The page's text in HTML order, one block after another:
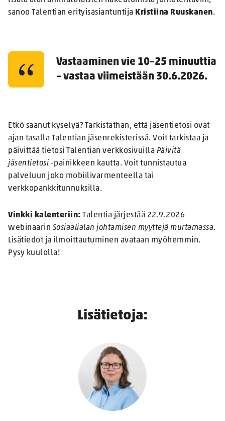
sanoo Talentian erityisasiantuntija Kristiina Ruuskanen.
Vastaaminen vie 10–25 minuuttia
– vastaa viimeistään 30.6.2026.
Etkö saanut kyselyä? Tarkistathan, että jäsentietosi ovat
ajan tasalla Talentian jäsenrekisterissä. Voit tarkistaa ja
päivittää tietosi Talentian verkkosivuilla Päivitä
jäsentietosi -painikkeen kautta. Voit tunnistautua
palveluun joko mobiilivarmenteella tai
verkkopankkitunnuksilla.
Vinkki kalenteriin: Talentia järjestää 22.9.2026
webinaarin Sosiaalialan johtamisen myyttejä murtamassa.
Lisätiedot ja ilmoittautuminen avataan myöhemmin.
Pysy kuulolla!
Lisätietoja: